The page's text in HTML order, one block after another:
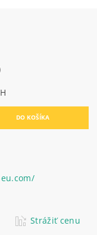
Strážiť cenu